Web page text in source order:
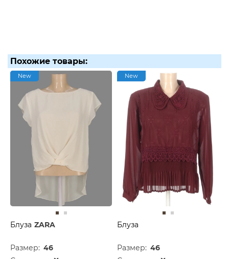
Похожие товары:
New
Блуза ZARA
Размер: 46
New
Блуза
Размер: 46